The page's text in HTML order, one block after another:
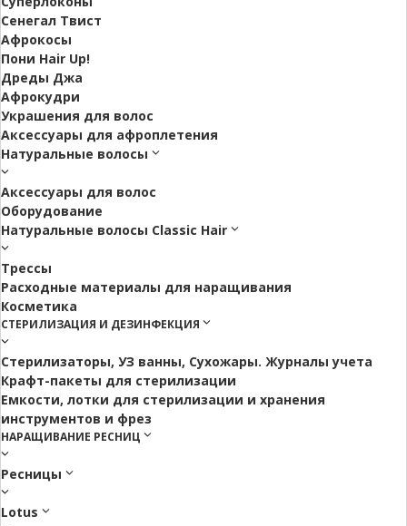
Сенегал Твист
Афрокосы
Пони Hair Up!
Дреды Джа
Афрокудри
Украшения для волос
Аксессуары для афроплетения
Натуральные волосы
Аксессуары для волос
Оборудование
Натуральные волосы Classic Hair
Трессы
Расходные материалы для наращивания
Косметика
СТЕРИЛИЗАЦИЯ И ДЕЗИНФЕКЦИЯ
Стерилизаторы, УЗ ванны, Сухожары. Журналы учета
Крафт-пакеты для стерилизации
Емкости, лотки для стерилизации и хранения
инструментов и фрез
НАРАЩИВАНИЕ РЕСНИЦ
Ресницы
Lotus